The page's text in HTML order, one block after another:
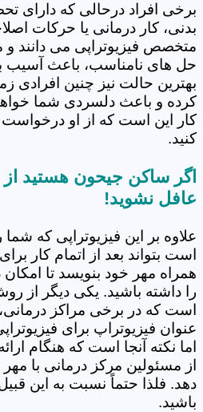
برخی افراد درحالی که دارای
بدنی، کار درمانی یا حرکات
متخصص فیزیوتراپی می دانند و
حل های نامناسب، باعث آسیب
بهترین حالت نیز چنین افرادی
کرده و باعث دلسردی شما
کار این است که از او
کنید.
اگر ساکن جیحون هستید از
عافل نشوید!
علاوه بر این فیزیوتراپی که شما
است بتواند بعد از اتمام کار
همراه مهر خود بنویسد تا امکان
را داشته باشید. یکی دیگر از
است که در برخی مراکز
عنوان فیزیوتراپ برای
اما نکته آنجا است که هنگام
از مسئولین مرکز درمانی با
دهد. فلذا حتماً نسبت به این
باشید.